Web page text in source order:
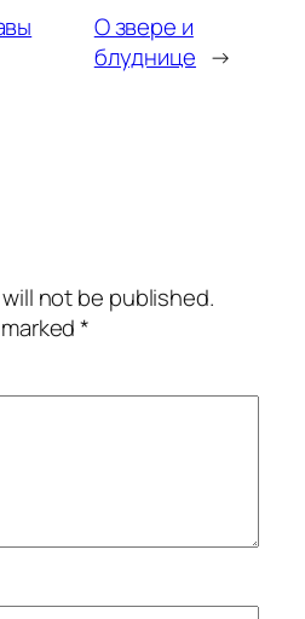
О звере и
блуднице →
not be published.
*